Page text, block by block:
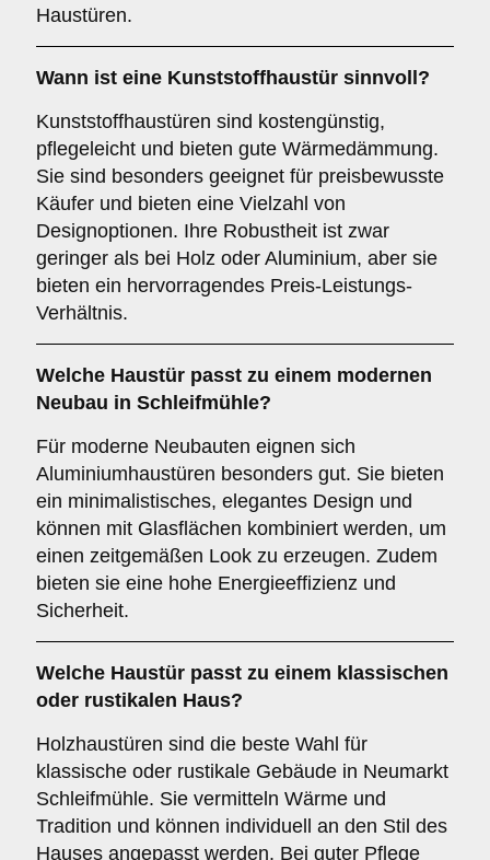
Haustüren.
Wann ist eine Kunststoffhaustür sinnvoll?
Kunststoffhaustüren sind kostengünstig,
pflegeleicht und bieten gute Wärmedämmung.
Sie sind besonders geeignet für preisbewusste
Käufer und bieten eine Vielzahl von
Designoptionen. Ihre Robustheit ist zwar
geringer als bei Holz oder Aluminium, aber sie
bieten ein hervorragendes Preis-Leistungs-
Verhältnis.
Welche Haustür passt zu einem modernen
Neubau in Schleifmühle?
Für moderne Neubauten eignen sich
Aluminiumhaustüren besonders gut. Sie bieten
ein minimalistisches, elegantes Design und
können mit Glasflächen kombiniert werden, um
einen zeitgemäßen Look zu erzeugen. Zudem
bieten sie eine hohe Energieeffizienz und
Sicherheit.
Welche Haustür passt zu einem klassischen
oder rustikalen Haus?
Holzhaustüren sind die beste Wahl für
klassische oder rustikale Gebäude in Neumarkt
Schleifmühle. Sie vermitteln Wärme und
Tradition und können individuell an den Stil des
Hauses angepasst werden. Bei guter Pflege